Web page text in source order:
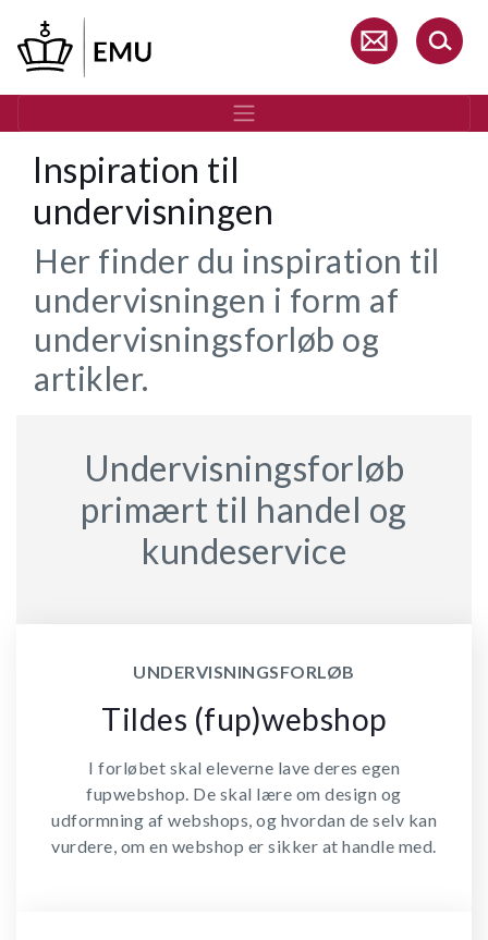
hovedindhold
Inspiration til
undervisningen
Her finder du inspiration til
undervisningen i form af
undervisningsforløb og
artikler.
Undervisningsforløb
primært til handel og
kundeservice
UNDERVISNINGSFORLØB
Tildes (fup)webshop
I forløbet skal eleverne lave deres egen
fupwebshop. De skal lære om design og
udformning af webshops, og hvordan de selv kan
vurdere, om en webshop er sikker at handle med.